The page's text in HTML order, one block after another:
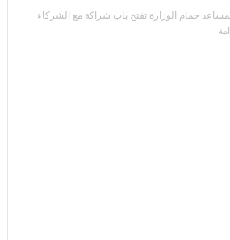
حمام الوزارة تفتح باب شراكة مع الشركاء